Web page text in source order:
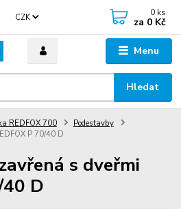
Menu
CZK
Hledat
0 ks
za 0 Kč
REDFOX 700
Podestavby
P 70/40 D
s dveřmi
40 D